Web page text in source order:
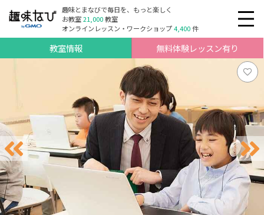
趣味とまなびで毎日を、もっと楽しく
お教室21,000教室
オンラインレッスン・ワークショップ4,400件
教室情報 無料体験レッスン有り